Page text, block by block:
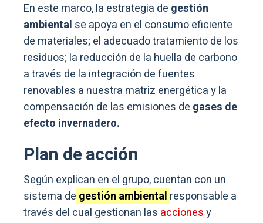
En este marco, la estrategia de gestión
ambiental se apoya en el consumo eficiente
de materiales; el adecuado tratamiento de los
residuos; la reducción de la huella de carbono
a través de la integración de fuentes
renovables a nuestra matriz energética y la
compensación de las emisiones de gases de
efecto invernadero.
Plan de acción
Según explican en el grupo, cuentan con un
sistema de gestión ambiental responsable a
través del cual gestionan lasaccionesy